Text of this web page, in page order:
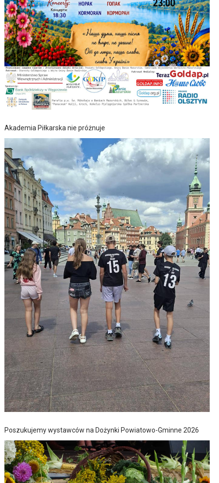
Akademia Piłkarska nie próżnuje
Poszukujemy wystawców na Dożynki Powiatowo-Gminne 2026